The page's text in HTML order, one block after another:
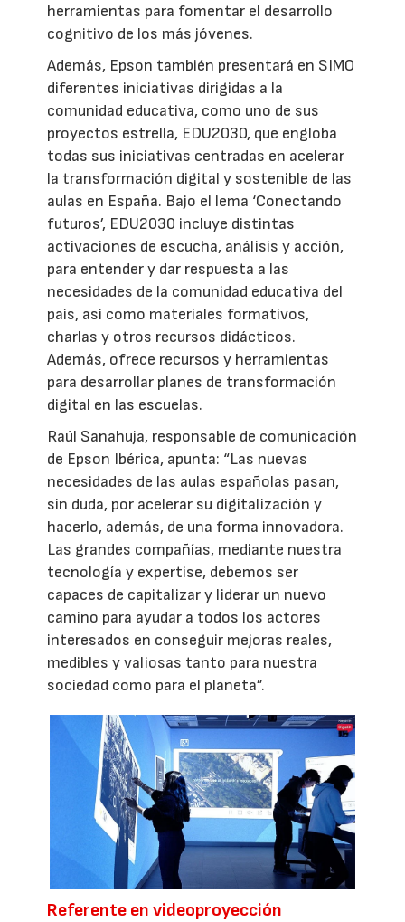
herramientas para fomentar el desarrollo
cognitivo de los más jóvenes.
Además, Epson también presentará en SIMO
diferentes iniciativas dirigidas a la
comunidad educativa, como uno de sus
proyectos estrella, EDU2030, que engloba
todas sus iniciativas centradas en acelerar
la transformación digital y sostenible de las
aulas en España. Bajo el lema ‘Conectando
futuros’, EDU2030 incluye distintas
activaciones de escucha, análisis y acción,
para entender y dar respuesta a las
necesidades de la comunidad educativa del
país, así como materiales formativos,
charlas y otros recursos didácticos.
Además, ofrece recursos y herramientas
para desarrollar planes de transformación
digital en las escuelas.
Raúl Sanahuja, responsable de comunicación
de Epson Ibérica, apunta: “Las nuevas
necesidades de las aulas españolas pasan,
sin duda, por acelerar su digitalización y
hacerlo, además, de una forma innovadora.
Las grandes compañías, mediante nuestra
tecnología y expertise, debemos ser
capaces de capitalizar y liderar un nuevo
camino para ayudar a todos los actores
interesados en conseguir mejoras reales,
medibles y valiosas tanto para nuestra
sociedad como para el planeta”.
Referente en videoproyección